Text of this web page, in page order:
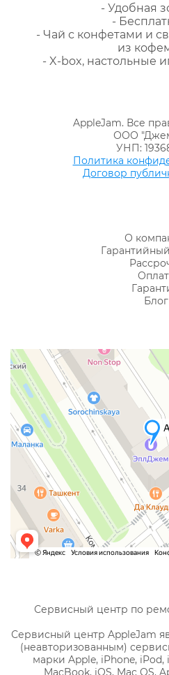
- Удобная
-
- Чай с конфетами и
из
- X-box, настольные
AppleJam. Все
ООО
УНП:
Политика
Договор
О
Блог
Сервисный центр по
Сервисный центр AppleJam
(неавторизованным)
марки Apple, iPhone, iPod,
MacBook, iOS, Mac OS,